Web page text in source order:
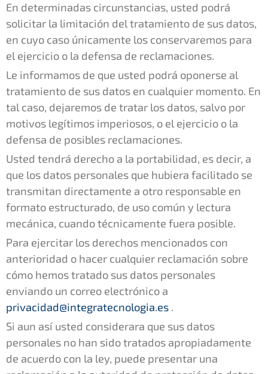
En determinadas circunstancias, usted podrá
solicitar la limitación del tratamiento de sus datos,
en cuyo caso únicamente los conservaremos para
el ejercicio o la defensa de reclamaciones.
Le informamos de que usted podrá oponerse al
tratamiento de sus datos en cualquier momento. En
tal caso, dejaremos de tratar los datos, salvo por
motivos legítimos imperiosos, o el ejercicio o la
defensa de posibles reclamaciones.
Usted tendrá derecho a la portabilidad, es decir, a
que los datos personales que hubiera facilitado se
transmitan directamente a otro responsable en
formato estructurado, de uso común y lectura
mecánica, cuando técnicamente fuera posible.
Para ejercitar los derechos mencionados con
anterioridad o hacer cualquier reclamación sobre
cómo hemos tratado sus datos personales
enviando un correo electrónico a
privacidad@integratecnologia.es .
Si aun así usted considerara que sus datos
personales no han sido tratados apropiadamente
de acuerdo con la ley, puede presentar una